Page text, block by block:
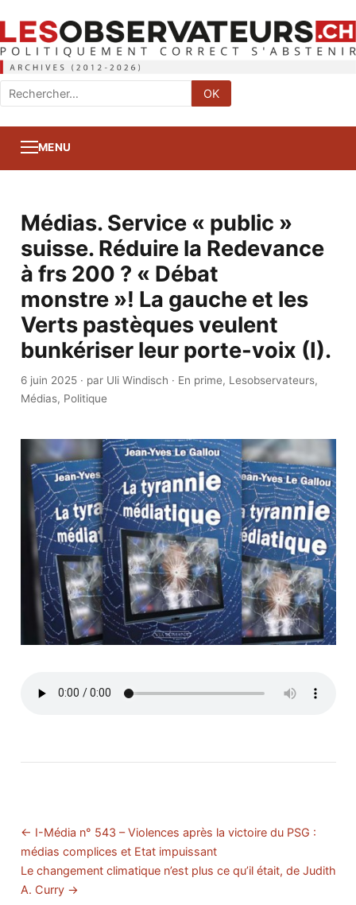
Rechercher
:
OK
MENU
Médias. Service « public »
suisse. Réduire la Redevance
à frs 200 ? « Débat
monstre »! La gauche et les
Verts pastèques veulent
bunkériser leur porte-voix (I).
6 juin 2025· par Uli Windisch · En prime, Lesobservateurs,
Médias, Politique
← I-Média n° 543 – Violences après la victoire du PSG :
médias complices et Etat impuissant
Le changement climatique n’est plus ce qu’il était, de Judith
A. Curry →